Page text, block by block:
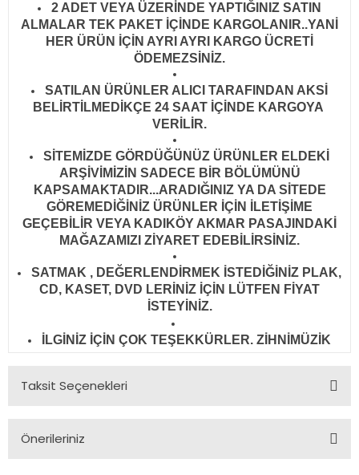
2 ADET VEYA ÜZERİNDE YAPTIĞINIZ SATIN
ALMALAR TEK PAKET İÇİNDE KARGOLANIR..YANİ
HER ÜRÜN İÇİN AYRI AYRI KARGO ÜCRETİ
ÖDEMEZSİNİZ.
SATILAN ÜRÜNLER ALICI TARAFINDAN AKSİ
BELİRTİLMEDİKÇE 24 SAAT İÇİNDE KARGOYA
VERİLİR.
SİTEMİZDE GÖRDÜĞÜNÜZ ÜRÜNLER ELDEKİ
ARŞİVİMİZİN SADECE BİR BÖLÜMÜNÜ
KAPSAMAKTADIR...ARADIĞINIZ YA DA SİTEDE
GÖREMEDİĞİNİZ ÜRÜNLER İÇİN İLETİŞİME
GEÇEBİLİR VEYA KADIKÖY AKMAR PASAJINDAKİ
MAĞAZAMIZI ZİYARET EDEBİLİRSİNİZ.
SATMAK , DEĞERLENDİRMEK İSTEDİĞİNİZ PLAK,
CD, KASET, DVD LERİNİZ İÇİN LÜTFEN FİYAT
İSTEYİNİZ.
İLGİNİZ İÇİN ÇOK TEŞEKKÜRLER. ZİHNİMÜZİK
Taksit Seçenekleri
Önerileriniz